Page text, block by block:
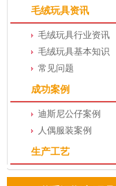
毛绒玩具资讯
毛绒玩具行业资讯
毛绒玩具基本知识
常见问题
成功案例
迪斯尼公仔案例
人偶服装案例
生产工艺